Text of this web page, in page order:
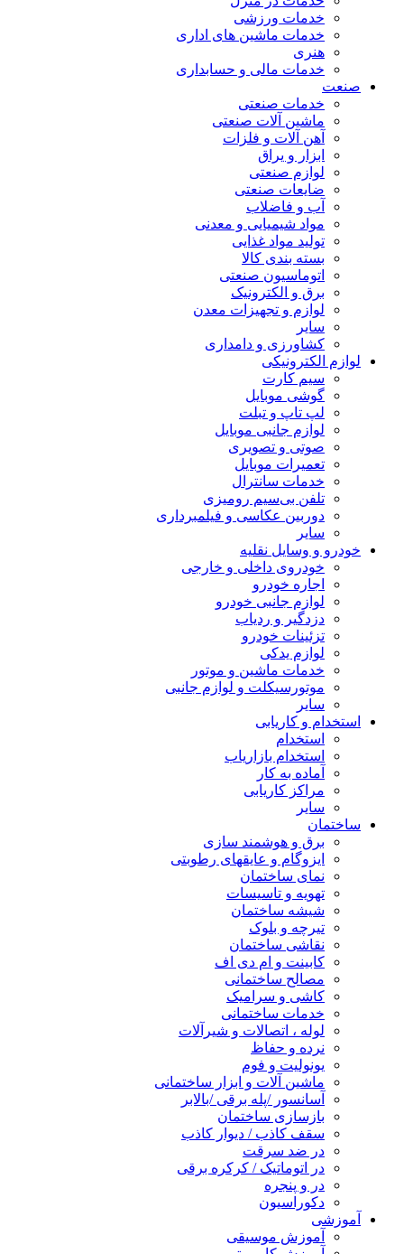
خدمات ورزشی
خدمات ماشین های اداری
هنری
خدمات مالی و حسابداری
صنعت
خدمات صنعتی
ماشین آلات صنعتی
آهن آلات و فلزات
ابزار و یراق
لوازم صنعتی
ضایعات صنعتی
آب و فاضلاب
مواد شیمیایی و معدنی
تولید مواد غذایی
بسته بندی کالا
اتوماسیون صنعتی
برق و الکترونیک
لوازم و تجهیزات معدن
سایر
کشاورزی و دامداری
لوازم الکترونیکی
سیم کارت
گوشی موبایل
لپ تاپ و تبلت
لوازم جانبی موبایل
صوتی و تصویری
تعمیرات موبایل
خدمات سانترال
تلفن بی‌سیم رومیزی
دوربین عکاسی و فیلمبرداری
سایر
خودرو و وسایل نقلیه
خودروی داخلی و خارجی
اجاره خودرو
لوازم جانبی خودرو
دزدگیر و ردیاب
تزئینات خودرو
لوازم یدکی
خدمات ماشین و موتور
موتورسیکلت و لوازم جانبی
سایر
استخدام و کاریابی
استخدام
استخدام بازاریاب
آماده به کار
مراکز کاریابی
سایر
ساختمان
برق و هوشمند سازی
ایزوگام و عایقهای رطوبتی
نمای ساختمان
تهویه و تاسیسات
شیشه ساختمان
تیرچه و بلوک
نقاشی ساختمان
کابینت و ام دی اف
مصالح ساختمانی
کاشی و سرامیک
خدمات ساختمانی
لوله ، اتصالات و شیرآلات
نرده و حفاظ
یونولیت و فوم
ماشین آلات و ابزار ساختمانی
آسانسور /پله برقی /بالابر
بازسازی ساختمان
سقف کاذب / دیوار کاذب
در ضد سرقت
در اتوماتیک / کرکره برقی
در و پنجره
دکوراسیون
آموزشی
آموزش موسیقی